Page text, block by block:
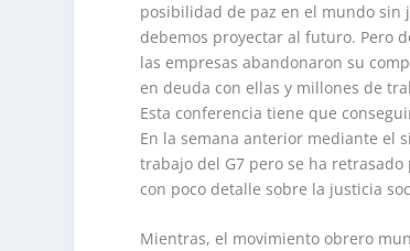
posibilidad de paz en el mundo sin
debemos proyectar al futuro. Pero
las empresas abandonaron su
en deuda con ellas y millones de
Esta conferencia tiene que
En la semana anterior mediante el
trabajo del G7 pero se ha
con poco detalle sobre la justicia
Mientras, el movimiento obrero